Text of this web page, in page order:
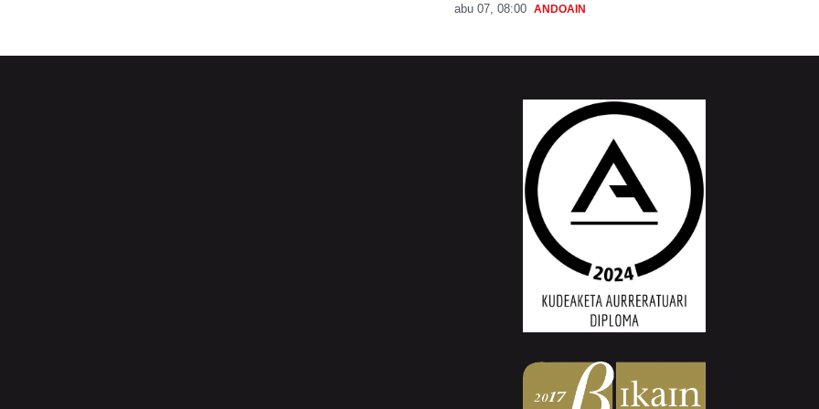
abu 07, 08:00 ANDOAIN